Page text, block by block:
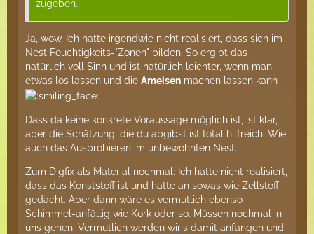
zugeben.
Ja, wow. Ich hatte irgendwie nicht realisiert, dass sich im
Nest Feuchtigkeits-"Zonen" bilden. So ergibt das
natürlich voll Sinn und ist natürlich leichter, wenn man
etwas los lassen und die Ameisen machen lassen kann
Dass da keine konkrete Voraussage möglich ist, ist klar,
aber die Schätzung, die du abgibst ist total hilfreich. Wie
auch das Ausprobieren im unbewohnten Nest.
Zum Digfix als Material nochmal: Ich hatte nicht realisiert,
dass das Konststoff ist und hatte an sowas wie Zellstoff
gedacht. Aber dann wäre es vermutlich ebenso
Schimmel-anfällig wie Kork oder so. Müssen nochmal in
uns gehen. Vermutlich werden wir's damit anfangen und